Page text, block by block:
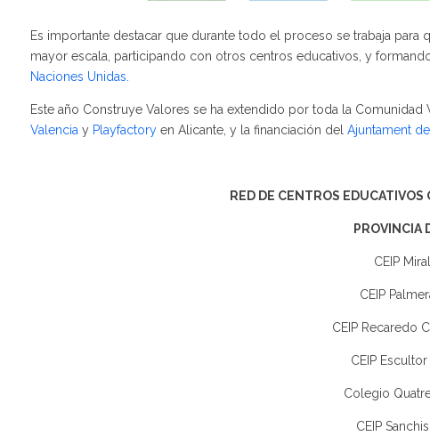
Es importante destacar que durante todo el proceso se trabaja
mayor escala, participando con otros centros educativos, y
Naciones Unidas.
Este año Construye Valores se ha extendido por toda la
Valencia y Playfactoryen Alicante, y la financiación del Ajuntament
RED DE CENTROS
PROVINCIA
CEIP
CEIP
CEIP Recaredo
CEIP
Colegio
CEIP